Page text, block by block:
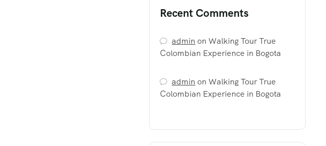
Recent Comments
admin onWalking Tour True
Colombian Experience in Bogota
admin onWalking Tour True
Colombian Experience in Bogota